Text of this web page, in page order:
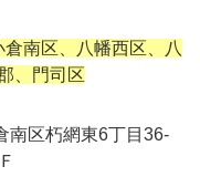
南区、八幡西区、八
、門司区
区朽網東6丁目36-